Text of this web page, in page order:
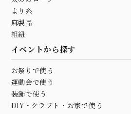
より糸
麻製品
組紐
イベントから探す
お祭りで使う
運動会で使う
装飾で使う
DIY・クラフト・お家で使う